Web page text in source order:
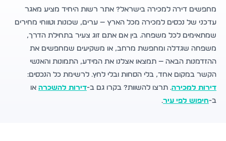
מחפשים דירה למכירה בישראל? אתר רשות היחיד מציע מאגר
עדכני של נכסים למכירה מכל הארץ — ערים, שכונות וטווחי מחירים
שמתאימים לכל משפחה. בין אם אתם זוג צעיר בתחילת הדרך,
משפחה שגדלה ומחפשת מרחב, או משקיעים שמחפשים את
ההזדמנות הבאה — תמצאו אצלנו את המידע, התמונות והאנשי
הקשר במקום אחד, בלי הסחות ובלי לחץ. לרשימת כל הנכסים:
דירות למכירה. תרצו להשוות? בקרו גם ב-דירות להשכרה או
ב-חיפוש לפי עיר.